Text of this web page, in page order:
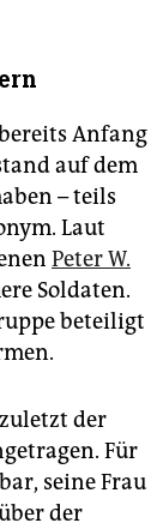
Anfang
auf dem
– teils
Laut
Peter W.
Soldaten.
beteiligt
der
Für
seine Frau
der